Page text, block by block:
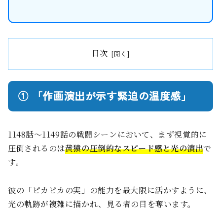
目次
① 「作画演出が示す緊迫の温度感」
1148話〜1149話の戦闘シーンにおいて、まず視覚的に
圧倒されるのは黄猿の圧倒的なスピード感と光の演出で
す。
彼の「ピカピカの実」の能力を最大限に活かすように、
光の軌跡が複雑に描かれ、見る者の目を奪います。